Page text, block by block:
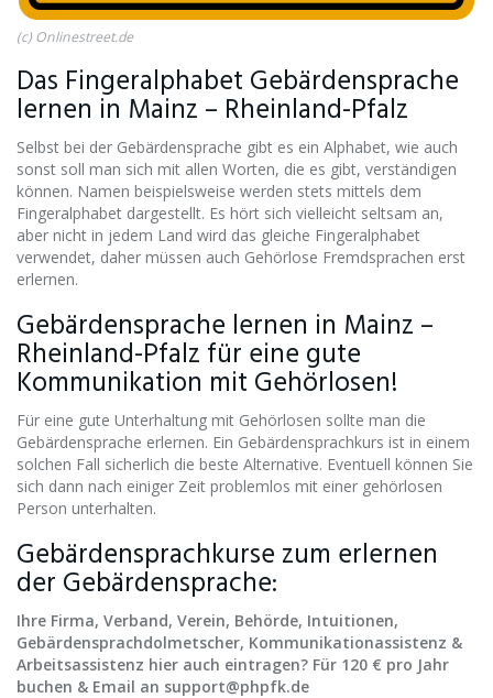
(c) Onlinestreet.de
Das Fingeralphabet Gebärdensprache
lernen in Mainz – Rheinland-Pfalz
Selbst bei der Gebärdensprache gibt es ein Alphabet, wie auch
sonst soll man sich mit allen Worten, die es gibt, verständigen
können. Namen beispielsweise werden stets mittels dem
Fingeralphabet dargestellt. Es hört sich vielleicht seltsam an,
aber nicht in jedem Land wird das gleiche Fingeralphabet
verwendet, daher müssen auch Gehörlose Fremdsprachen erst
erlernen.
Gebärdensprache lernen in Mainz –
Rheinland-Pfalz für eine gute
Kommunikation mit Gehörlosen!
Für eine gute Unterhaltung mit Gehörlosen sollte man die
Gebärdensprache erlernen. Ein Gebärdensprachkurs ist in einem
solchen Fall sicherlich die beste Alternative. Eventuell können Sie
sich dann nach einiger Zeit problemlos mit einer gehörlosen
Person unterhalten.
Gebärdensprachkurse zum erlernen
der Gebärdensprache:
Ihre Firma, Verband, Verein, Behörde, Intuitionen,
Gebärdensprachdolmetscher, Kommunikationassistenz &
Arbeitsassistenz hier auch eintragen? Für 120 € pro Jahr
buchen & Email an support@phpfk.de